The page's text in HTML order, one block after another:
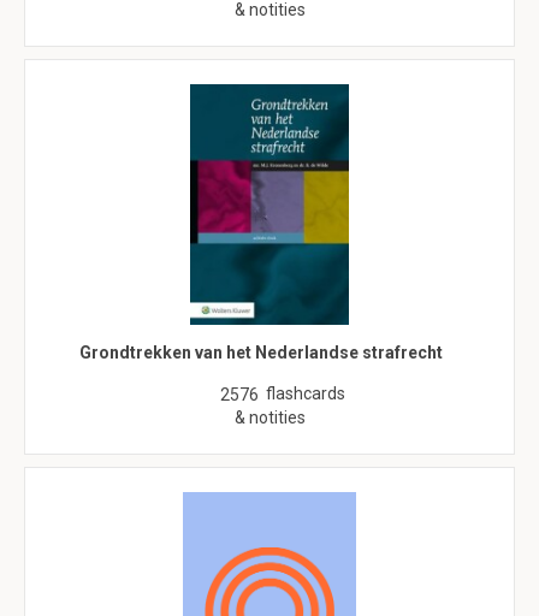
& notities
Grondtrekken van het Nederlandse strafrecht
2576 flashcards
& notities